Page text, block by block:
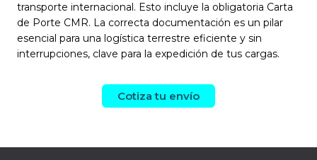
transporte internacional. Esto incluye la obligatoria Carta
de Porte CMR. La correcta documentación es un pilar
esencial para una logística terrestre eficiente y sin
interrupciones, clave para la expedición de tus cargas.
Cotiza tu envío